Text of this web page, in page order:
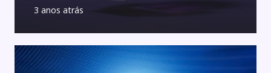
3 anos atrás